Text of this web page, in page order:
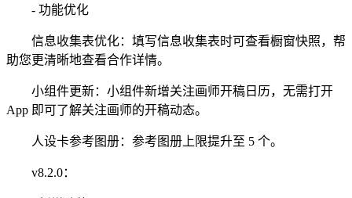
- 功能优化
信息收集表优化：填写信息收集表时可查看橱窗快照，帮
助您更清晰地查看合作详情。
小组件更新：小组件新增关注画师开稿日历，无需打开
App 即可了解关注画师的开稿动态。
人设卡参考图册：参考图册上限提升至 5 个。
v8.2.0：